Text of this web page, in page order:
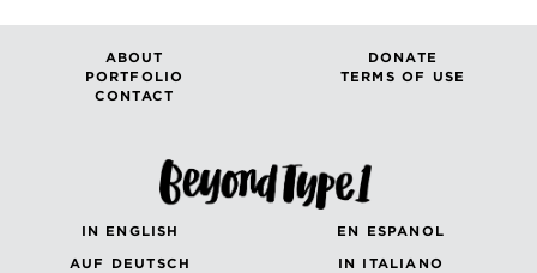
ABOUT
DONATE
PORTFOLIO
TERMS OF USE
CONTACT
IN ENGLISH
EN ESPANOL
AUF DEUTSCH
IN ITALIANO